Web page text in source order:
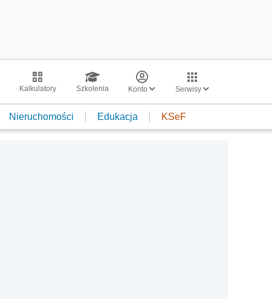
Kalkulatory Szkolenia Konto Serwisy
Nieruchomości Edukacja KSeF